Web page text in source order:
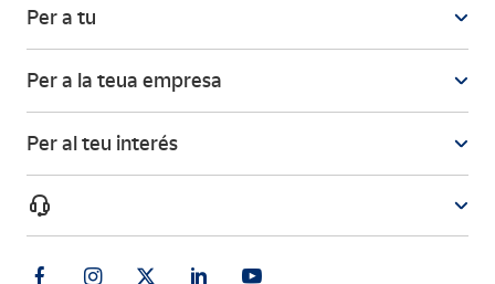
Per a tu
Per a la teua empresa
Per al teu interés